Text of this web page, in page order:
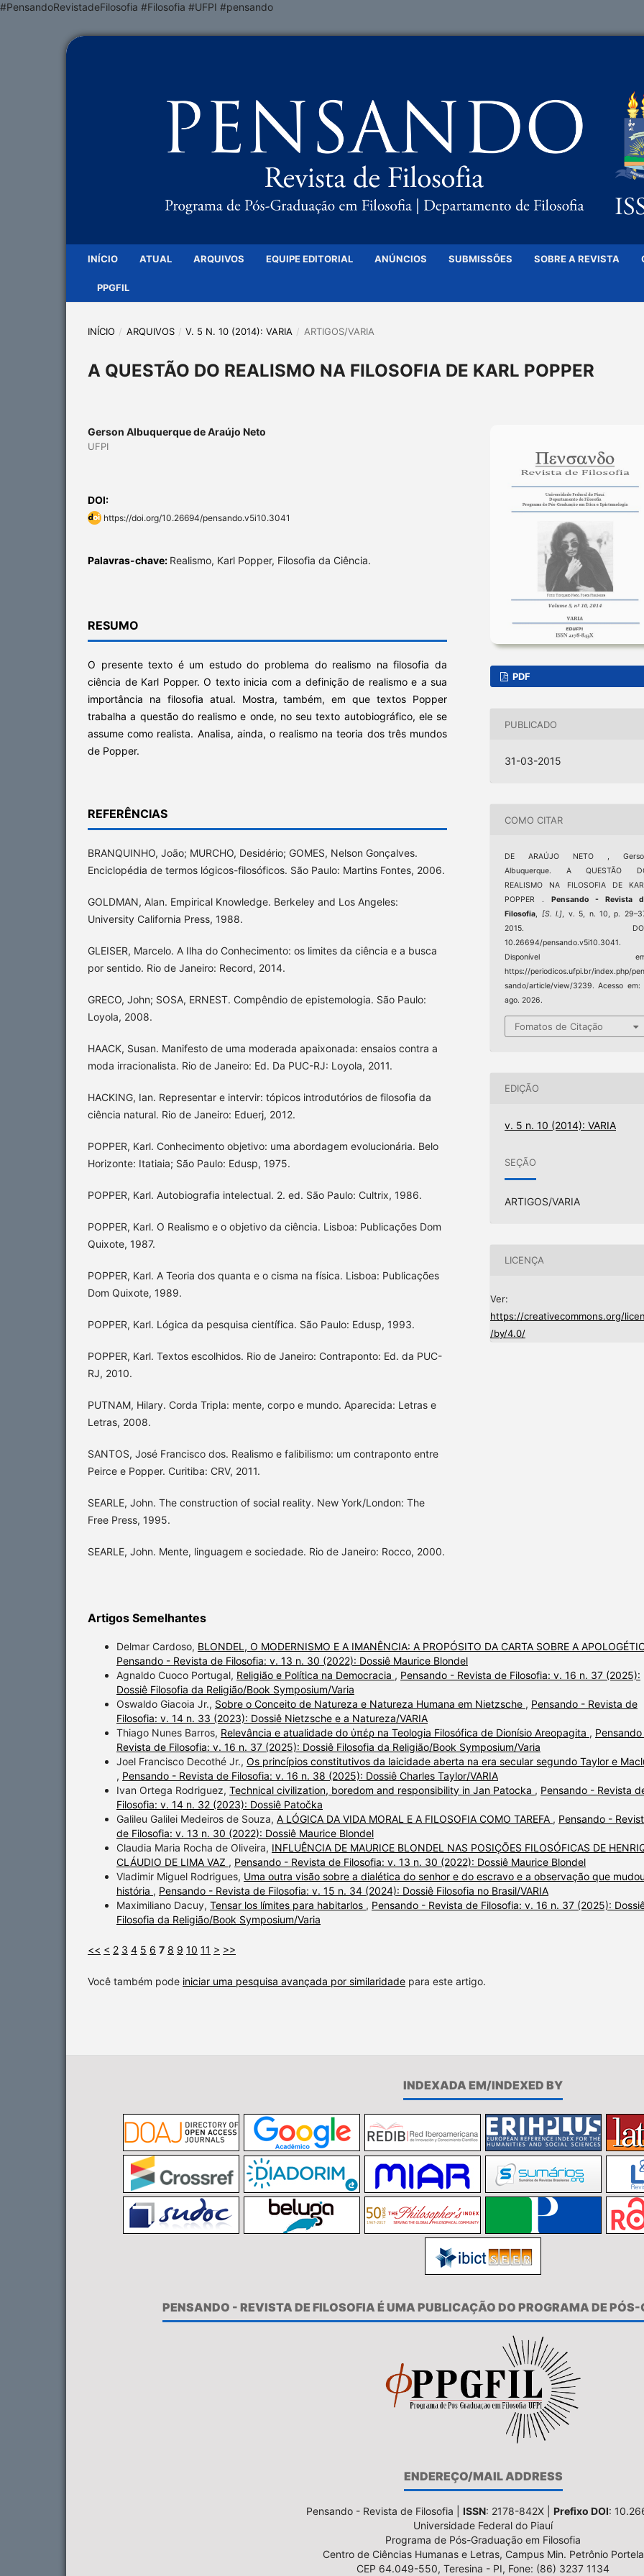
#PensandoRevistadeFilosofia #Filosofia #UFPI #pensando
INÍCIO ATUAL ARQUIVOS EQUIPE EDITORIAL ANÚNCIOS SUBMISSÕES SOBRE A REVISTA
PPGFIL
INÍCIO / ARQUIVOS / V. 5 N. 10 (2014): VARIA / ARTIGOS/VARIA
A QUESTÃO DO REALISMO NA FILOSOFIA DE KARL POPPER
Gerson Albuquerque de Araújo Neto
UFPI
DOI:
https://doi.org/10.26694/pensando.v5i10.3041
Palavras-chave: Realismo, Karl Popper, Filosofia da Ciência.
RESUMO
O presente texto é um estudo do problema do realismo na filosofia da
ciência de Karl Popper. O texto inicia com a definição de realismo e a sua
importância na filosofia atual. Mostra, também, em que textos Popper
trabalha a questão do realismo e onde, no seu texto autobiográfico, ele se
assume como realista. Analisa, ainda, o realismo na teoria dos três mundos
de Popper.
REFERÊNCIAS
BRANQUINHO, João; MURCHO, Desidério; GOMES, Nelson Gonçalves.
Enciclopédia de termos lógicos-filosóficos. São Paulo: Martins Fontes, 2006.
GOLDMAN, Alan. Empirical Knowledge. Berkeley and Los Angeles:
University California Press, 1988.
GLEISER, Marcelo. A Ilha do Conhecimento: os limites da ciência e a busca
por sentido. Rio de Janeiro: Record, 2014.
GRECO, John; SOSA, ERNEST. Compêndio de epistemologia. São Paulo:
Loyola, 2008.
HAACK, Susan. Manifesto de uma moderada apaixonada: ensaios contra a
moda irracionalista. Rio de Janeiro: Ed. Da PUC-RJ: Loyola, 2011.
HACKING, Ian. Representar e intervir: tópicos introdutórios de filosofia da
ciência natural. Rio de Janeiro: Eduerj, 2012.
POPPER, Karl. Conhecimento objetivo: uma abordagem evolucionária. Belo
Horizonte: Itatiaia; São Paulo: Edusp, 1975.
POPPER, Karl. Autobiografia intelectual. 2. ed. São Paulo: Cultrix, 1986.
POPPER, Karl. O Realismo e o objetivo da ciência. Lisboa: Publicações Dom
Quixote, 1987.
POPPER, Karl. A Teoria dos quanta e o cisma na física. Lisboa: Publicações
Dom Quixote, 1989.
POPPER, Karl. Lógica da pesquisa científica. São Paulo: Edusp, 1993.
POPPER, Karl. Textos escolhidos. Rio de Janeiro: Contraponto: Ed. da PUC-
RJ, 2010.
PUTNAM, Hilary. Corda Tripla: mente, corpo e mundo. Aparecida: Letras e
Letras, 2008.
SANTOS, José Francisco dos. Realismo e falibilismo: um contraponto entre
Peirce e Popper. Curitiba: CRV, 2011.
SEARLE, John. The construction of social reality. New York/London: The
Free Press, 1995.
SEARLE, John. Mente, linguagem e sociedade. Rio de Janeiro: Rocco, 2000.
PDF
PUBLICADO
31-03-2015
COMO CITAR
DE ARAÚJO NETO ,
Albuquerque. A QUESTÃO
REALISMO NA FILOSOFIA DE
POPPER .Pensando - Revista
Filosofia, [S. l.], v. 5, n. 10, p.
2015.
10.26694/pensando.v5i10.3041.
Disponível
https://periodicos.ufpi.br/index.php/
sando/article/view/3239. Acesso em:
ago. 2026.
Fomatos de Citação
EDIÇÃO
v. 5 n. 10 (2014): VARIA
SEÇÃO
ARTIGOS/VARIA
LICENÇA
Ver:
https://creativecommons.org/
/by/4.0/
Artigos Semelhantes
Delmar Cardoso, BLONDEL, O MODERNISMO E A IMANÊNCIA: A PROPÓSITO DA CARTA SOBRE A
Pensando - Revista de Filosofia: v. 13 n. 30 (2022): Dossiê Maurice Blondel
Agnaldo Cuoco Portugal, Religião e Política na Democracia , Pensando - Revista de Filosofia: v. 16 n. 37 (2025):
Dossiê Filosofia da Religião/Book Symposium/Varia
Oswaldo Giacoia Jr., Sobre o Conceito de Natureza e Natureza Humana em Nietzsche , Pensando - Revista de
Filosofia: v. 14 n. 33 (2023): Dossiê Nietzsche e a Natureza/VARIA
Thiago Nunes Barros, Relevância e atualidade do ὑπέρ na Teologia Filosófica de Dionísio Areopagita ,
Revista de Filosofia: v. 16 n. 37 (2025): Dossiê Filosofia da Religião/Book Symposium/Varia
Joel Francisco Decothé Jr., Os princípios constitutivos da laicidade aberta na era secular segundo Taylor e
, Pensando - Revista de Filosofia: v. 16 n. 38 (2025): Dossiê Charles Taylor/VARIA
Ivan Ortega Rodriguez, Technical civilization, boredom and responsibility in Jan Patocka , Pensando - Revista
Filosofia: v. 14 n. 32 (2023): Dossiê Patočka
Galileu Galilei Medeiros de Souza, A LÓGICA DA VIDA MORAL E A FILOSOFIA COMO TAREFA , Pensando -
de Filosofia: v. 13 n. 30 (2022): Dossiê Maurice Blondel
Claudia Maria Rocha de Oliveira, INFLUÊNCIA DE MAURICE BLONDEL NAS POSIÇÕES FILOSÓFICAS DE
CLÁUDIO DE LIMA VAZ , Pensando - Revista de Filosofia: v. 13 n. 30 (2022): Dossiê Maurice Blondel
Vladimir Miguel Rodrigues, Uma outra visão sobre a dialética do senhor e do escravo e a observação que
história , Pensando - Revista de Filosofia: v. 15 n. 34 (2024): Dossiê Filosofia no Brasil/VARIA
Maximiliano Dacuy, Tensar los límites para habitarlos , Pensando - Revista de Filosofia: v. 16 n. 37 (2025):
Filosofia da Religião/Book Symposium/Varia
<< < 2 3 4 5 6 7 8 9 10 11 > >>
Você também pode iniciar uma pesquisa avançada por similaridade para este artigo.
INDEXADA EM/INDEXED BY
PENSANDO - REVISTA DE FILOSOFIA É UMA PUBLICAÇÃO DO PROGRAMA DE
ENDEREÇO/MAIL ADDRESS
Pensando - Revista de Filosofia | ISSN: 2178-842X | Prefixo DOI:
Universidade Federal do Piauí
Programa de Pós-Graduação em Filosofia
Centro de Ciências Humanas e Letras, Campus Min. Petrônio Portela
CEP 64.049-550, Teresina - PI, Fone: (86) 3237 1134